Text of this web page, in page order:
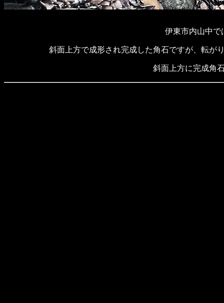
伊東市内山中で
斜面上方で成形され完成した角石ですが、転が
斜面上方に完成角